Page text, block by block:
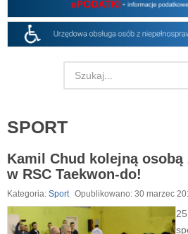
SPORT
Kamil Chud kolejną osobą
w RSC Taekwon-do!
Kategoria: Sport Opublikowano: 30 marzec